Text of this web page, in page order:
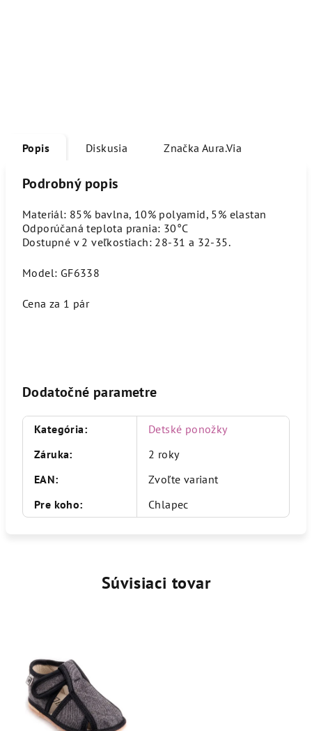
Popis Diskusia Značka Aura.Via
Podrobný popis
Materiál: 85% bavlna, 10% polyamid, 5% elastan
Odporúčaná teplota prania: 30°C
Dostupné v 2 veľkostiach: 28-31 a 32-35.
Model: GF6338
Cena za 1 pár
Dodatočné parametre
Kategória:
Detské ponožky
Záruka:
2 roky
EAN:
Zvoľte variant
Pre koho: Chlapec
Súvisiaci tovar